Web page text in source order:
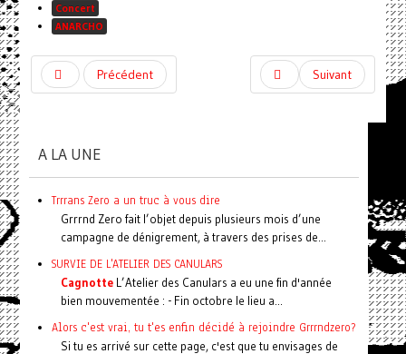
Concert
ANARCHO
Précédent Suivant
A LA UNE
Trrrans Zero a un truc à vous dire
Grrrnd Zero fait l’objet depuis plusieurs mois d’une
campagne de dénigrement, à travers des prises de...
SURVIE DE L'ATELIER DES CANULARS
CagnotteL’Atelier des Canulars a eu une fin d'année
bien mouvementée : - Fin octobre le lieu a...
Alors c'est vrai, tu t'es enfin décidé à rejoindre Grrrndzero?
Si tu es arrivé sur cette page, c'est que tu envisages de